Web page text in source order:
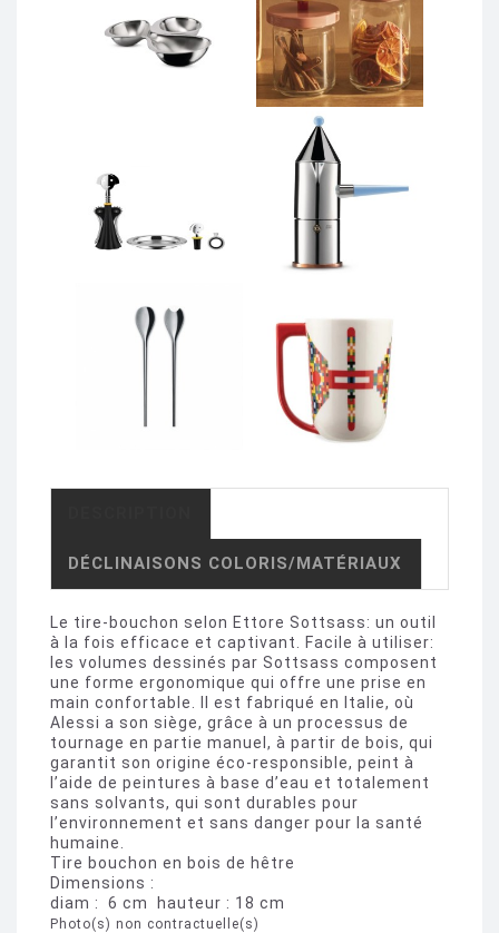
DÉCLINAISONS COLORIS/MATÉRIAUX
Le tire-bouchon selon Ettore Sottsass: un outil
à la fois efficace et captivant. Facile à utiliser:
les volumes dessinés par Sottsass composent
une forme ergonomique qui offre une prise en
main confortable. Il est fabriqué en Italie, où
Alessi a son siège, grâce à un processus de
tournage en partie manuel, à partir de bois, qui
garantit son origine éco-responsible, peint à
l’aide de peintures à base d’eau et totalement
sans solvants, qui sont durables pour
l’environnement et sans danger pour la santé
humaine.
Tire bouchon en bois de hêtre
Dimensions :
diam : 6 cm hauteur : 18 cm
Photo(s) non contractuelle(s)